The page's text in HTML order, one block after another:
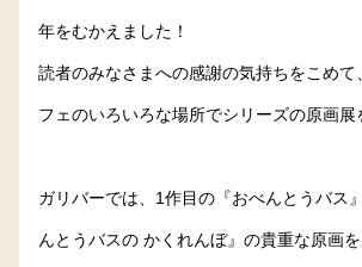
年をむかえました！
読者のみなさまへの感謝の気持ちをこめて
フェのいろいろな場所でシリーズの原画展
ガリバーでは、1作目の『おべんとうバス
んとうバスの かくれんぼ』の貴重な原画を